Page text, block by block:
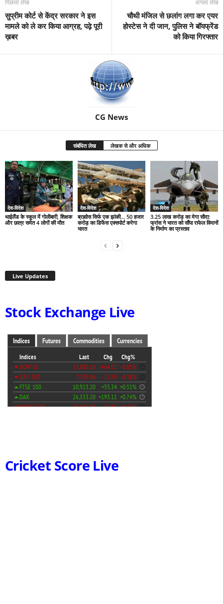
पिछला लेख
सुप्रीम कोर्ट से केंद्र सरकार ने इस
मामले को ले कर किया आग्रह, पढ़े पूरी
ख़बर
अगला लेख
चौथी मंजिल से छलांग लगा कर एयर
होस्टेस ने दी जान, पुलिस ने बॉयफ्रेंड
को किया गिरफ्तार
CG News
संबंधित लेख लेखक से और अधिक
देश-विदेश
थाईलैंड के स्कूल में गोलीबारी, शिक्षक
और छात्र समेत 4 लोगों की मौत
देश-विदेश
ब्रह्मोस सिर्फ एक झांकी… 50 हजार
करोड़ का डिफेंस एक्सपोर्ट करेगा
भारत
देश-विदेश
3.25 लाख करोड़ का मेगा सौदा:
फ्रांस ने भारत को सौंपा राफेल विमानों
के निर्माण का प्रस्ताव
Live Updates
Stock Exchange Live
Cricket Score Live